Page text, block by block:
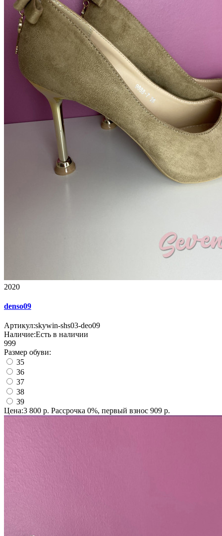
2020
denso09
Артикул:skywin-shs03-deo09
Наличие:Есть в наличии
999
Размер обуви:
35
36
37
38
39
Цена:3 800 р. Рассрочка 0%, первый взнос 909 р.